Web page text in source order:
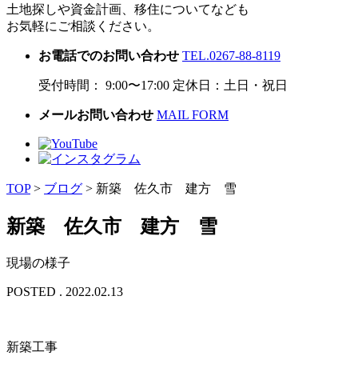
土地探しや資金計画、移住についてなども
お気軽にご相談ください。
お電話でのお問い合わせ TEL.0267-88-8119
受付時間： 9:00〜17:00 定休日：土日・祝日
メールお問い合わせ MAIL FORM
TOP> ブログ > 新築 佐久市 建方 雪
新築 佐久市 建方 雪
現場の様子
POSTED . 2022.02.13
新築工事